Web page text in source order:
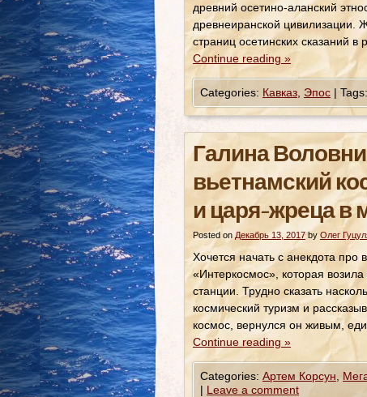
древний осетино-аланский
древнеиранской цивилизации.
страниц осетинских сказаний
Continue reading »
Categories: Кавказ Эпос | Tags:
Галина
вьетнамский
и царя-жреца в
Posted on Декабрь 13, 2017 by Олег
Хочется начать с анекдота про
«Интеркосмос», которая
станции. Трудно сказать
космический туризм и
космос, вернулся он живым,
Continue reading »
Categories: Артем Корсун
| Leave a comment